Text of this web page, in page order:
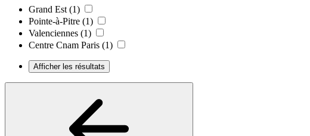
Grand Est (1)
Pointe-à-Pitre (1)
Valenciennes (1)
Centre Cnam Paris (1)
Afficher les résultats